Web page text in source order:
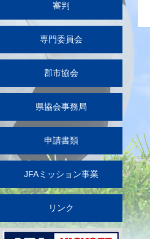
審判
専門委員会
郡市協会
県協会事務局
申請書類
JFAミッション事業
リンク